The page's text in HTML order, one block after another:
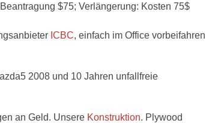
$75; Verlängerung: Kosten 75$
ICBC, einfach im Office vorbeifahren
2008 und 10 Jahren unfallfreie
an Geld. Unsere Konstruktion. Plywood